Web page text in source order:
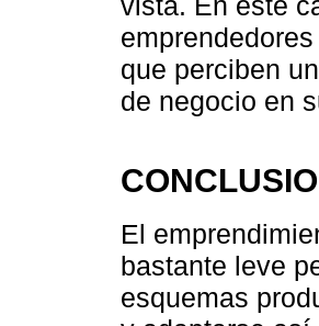
que perciben
de negocio en
El
bastante leve
esquemas